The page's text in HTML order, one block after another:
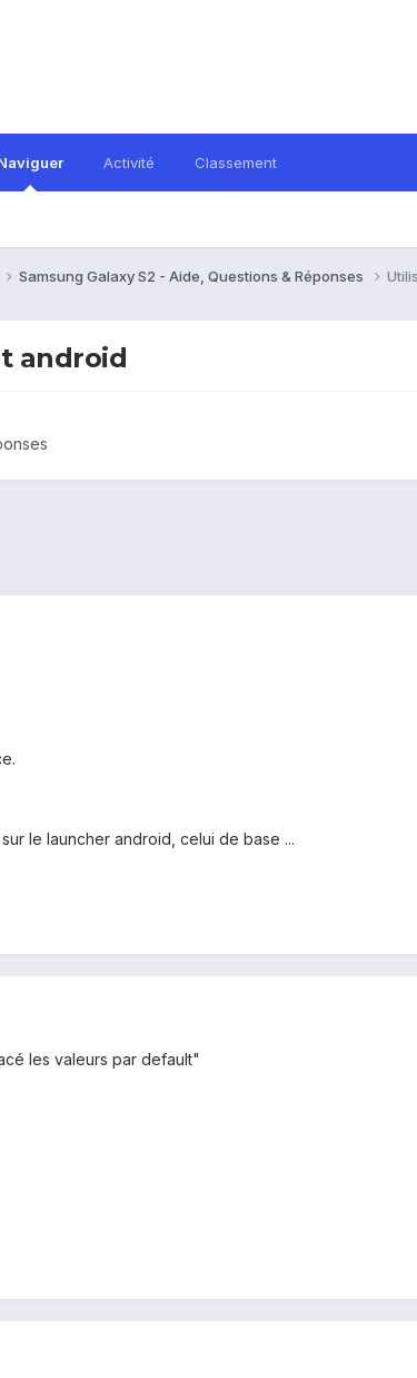
Activité Classement
Samsung Galaxy S2 - Aide, Questions & Réponses
android
le launcher android, celui de base ...
les valeurs par default"